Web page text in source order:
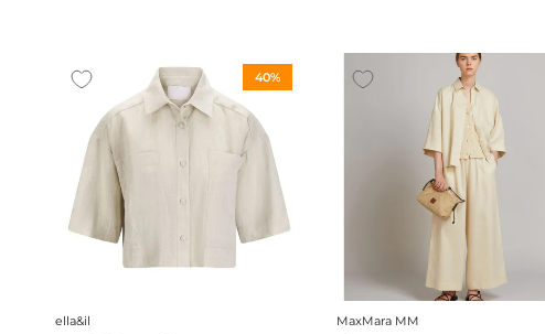
40%
ella&il MaxMara MM